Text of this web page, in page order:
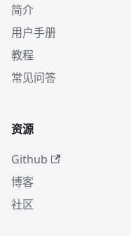
简介
用户手册
教程
常见问答
资源
Github
博客
社区